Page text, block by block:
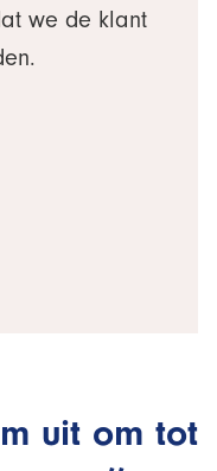
we de klant
uit om tot